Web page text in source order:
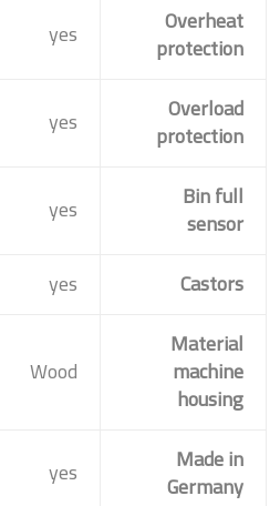
Overheat
protection
yes
Overload
protection
yes
Bin full
sensor
yes
Castors
yes
Material
machine
housing
Wood
Made in
Germany
yes